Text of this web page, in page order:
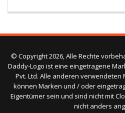
© Copyright 2026, Alle Rechte
Daddy-Logo ist eine eingetragene
Pvt. Ltd. Alle anderen
können Marken und / oder
Eigentümer sein und sind nicht mit
nicht anders